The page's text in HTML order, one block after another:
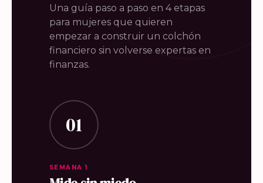
Una guía paso a paso en 4 etapas
para mujeres que quieren
empezar a construir un colchón
financiero sin volverse expertas en
finanzas.
01
SEMANA 1